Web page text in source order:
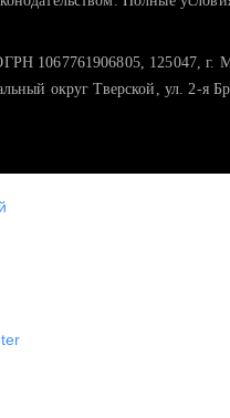
1067761906805, 125047, г.
округ Тверской, ул. 2-я